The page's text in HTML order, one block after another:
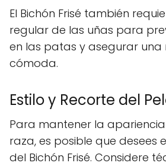
El Bichón Frisé también
regular de las uñas para
en las patas y asegurar una
cómoda.
Estilo y Recorte del
Para mantener la
raza, es posible que desees
del Bichón Frisé. Considere